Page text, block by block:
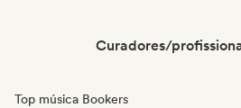
Curadores/
Top música Bookers